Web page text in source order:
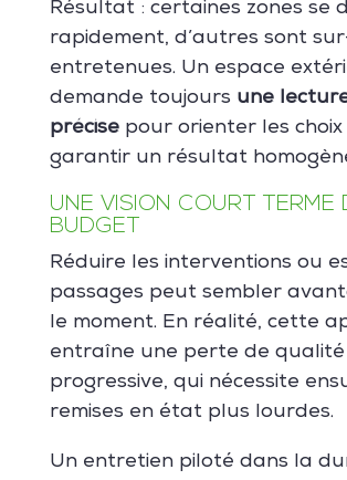
Résultat : certaines zones se
rapidement, d’autres sont
entretenues. Un espace
demande toujours une
précisepour orienter les
garantir un résultat
UNE VISION COURT TERME
BUDGET
Réduire les interventions ou
passages peut sembler
le moment. En réalité, cette
entraîne une perte de qualité
progressive, qui nécessite
remises en état plus lourdes.
Un entretien piloté dans la